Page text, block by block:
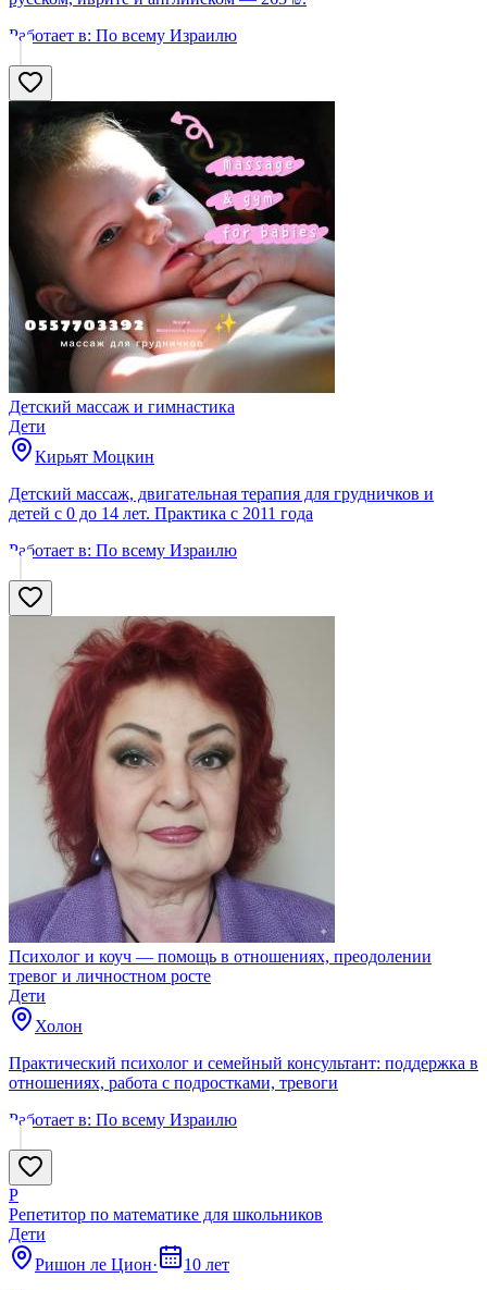
Работает в: По всему Израилю
Детский массаж и гимнастика
Дети
Кирьят Моцкин
Детский массаж, двигательная терапия для грудничков и
детей с 0 до 14 лет. Практика с 2011 года
Работает в: По всему Израилю
Психолог и коуч — помощь в отношениях, преодолении
тревог и личностном росте
Дети
Холон
Практический психолог и семейный консультант: поддержка в
отношениях, работа с подростками, тревоги
Работает в: По всему Израилю
Р
Репетитор по математике для школьников
Дети
Ришон ле Цион·
10 лет